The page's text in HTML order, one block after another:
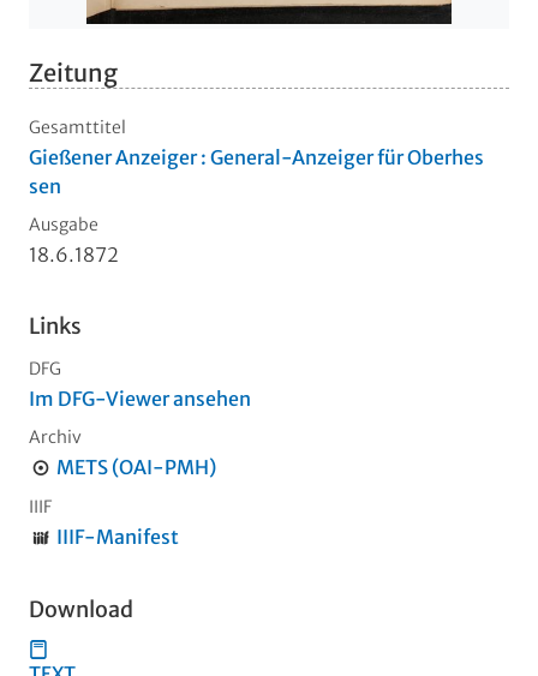
Zeitung
Gesamttitel
Gießener Anzeiger : General-Anzeiger für Oberhes
sen
Ausgabe
18.6.1872
Links
DFG
Im DFG-Viewer ansehen
Archiv
METS (OAI-PMH)
IIIF
IIIF-Manifest
Download